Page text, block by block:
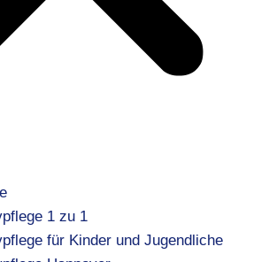
1 zu 1
für Kinder und Jugendliche